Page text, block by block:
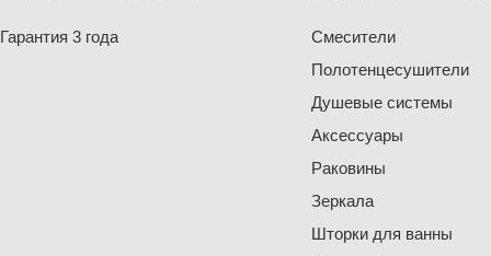
Гарантия 3 года
Смесители
Полотенцесушители
Душевые системы
Аксессуары
Раковины
Зеркала
Шторки для ванны